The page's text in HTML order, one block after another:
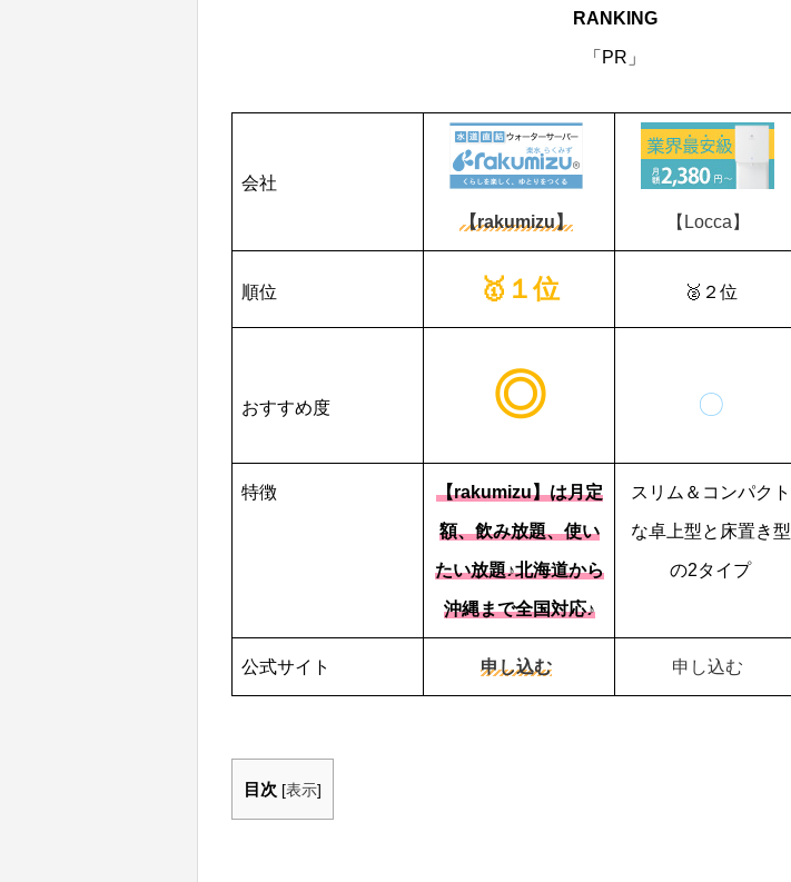
RANKING
「PR」
会社
【rakumizu】 【Locca】
順位 🥇１位 🥈２位
おすすめ度 ◎ 〇
特徴 【rakumizu】は月定
額、飲み放題、使い
たい放題♪北海道から
沖縄まで全国対応♪
スリム＆コンパクト
な卓上型と床置き型
の2タイプ
公式サイト 申し込む 申し込む
目次 [表示]